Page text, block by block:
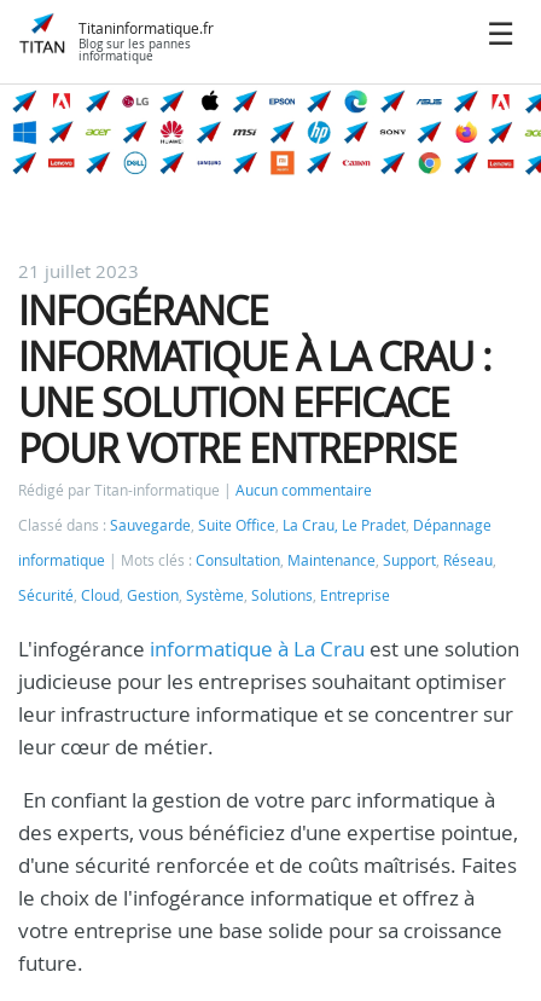
Titaninformatique.fr
Blog sur les pannes
informatique
21 juillet 2023
INFOGÉRANCE
INFORMATIQUE À LA CRAU :
UNE SOLUTION EFFICACE
POUR VOTRE ENTREPRISE
Rédigé par Titan-informatique
Aucun commentaire
Classé dans : Sauvegarde, Suite Office, La Crau, Le Pradet, Dépannage
informatique
Mots clés : Consultation, Maintenance, Support, Réseau,
Sécurité, Cloud, Gestion, Système, Solutions, Entreprise
L'infogérance informatique à La Crau est une solution
judicieuse pour les entreprises souhaitant optimiser
leur infrastructure informatique et se concentrer sur
leur cœur de métier.
En confiant la gestion de votre parc informatique à
des experts, vous bénéficiez d'une expertise pointue,
d'une sécurité renforcée et de coûts maîtrisés. Faites
le choix de l'infogérance informatique et offrez à
votre entreprise une base solide pour sa croissance
future.